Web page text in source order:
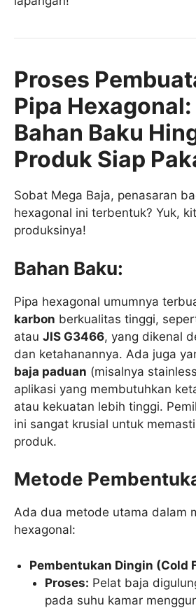
Proses
Pipa Hexagonal:
Bahan Baku
Produk Siap
Sobat Mega Baja, penasaran
hexagonal ini terbentuk? Yuk,
produksinya!
Bahan Baku:
Pipa hexagonal umumnya
karbon berkualitas tinggi,
atau JIS G3466, yang dikenal
dan ketahanannya. Ada juga
baja paduan (misalnya
aplikasi yang membutuhkan
atau kekuatan lebih tinggi.
ini sangat krusial untuk
produk.
Metode
Ada dua metode utama dalam
hexagonal:
Pembentukan Dingin (Cold
Proses: Pelat baja
pada suhu kamar